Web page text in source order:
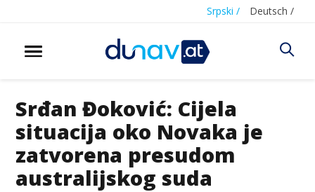
Srpski / Deutsch /
Srđan Đoković: Cijela
situacija oko Novaka je
zatvorena presudom
australijskog suda